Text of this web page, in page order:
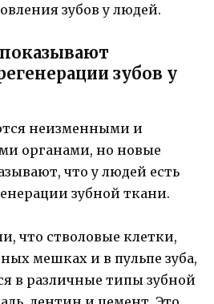
зубов у людей.
зубов у
неизменными и
органами, но новые
что у людей есть
зубной ткани.
что стволовые клетки,
мешках и в пульпе зуба,
в различные типы зубной